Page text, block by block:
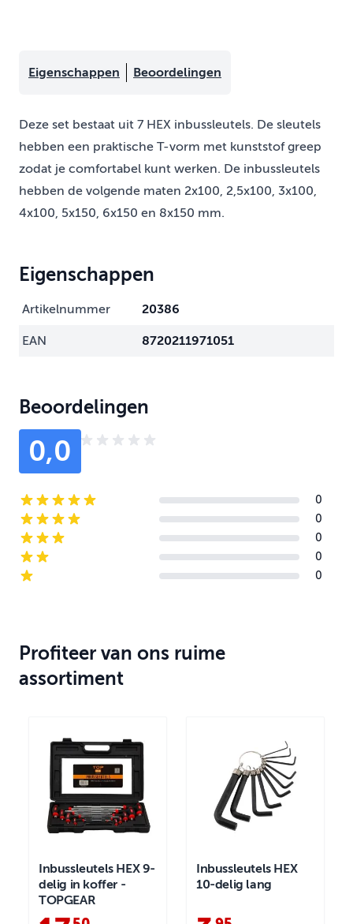
Eigenschappen Beoordelingen
Deze set bestaat uit 7 HEX inbussleutels. De sleutels
hebben een praktische T-vorm met kunststof greep
zodat je comfortabel kunt werken. De inbussleutels
hebben de volgende maten 2x100, 2,5x100, 3x100,
4x100, 5x150, 6x150 en 8x150 mm.
Eigenschappen
Artikelnummer 20386
EAN 8720211971051
Beoordelingen
0,0
5-star reviews
0
4-star reviews
0
3-star reviews
0
2-star reviews
0
1-star reviews
0
Profiteer van ons ruime
assortiment
Inbussleutels HEX 9-
delig in koffer -
TOPGEAR
Inbussleutels HEX
10-delig lang